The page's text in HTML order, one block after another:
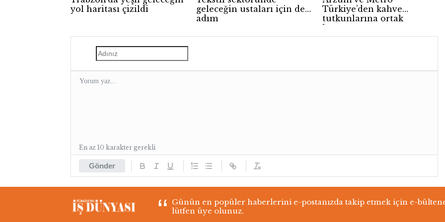
yol haritası çizildi
geleceğin ustaları için dev
adım
Türkiye’den kahve
tutkunlarına ortak
kampanya
Gönder
En az 10 karakter gerekli
Günün en popüler haberlerini e-postanızda takip etmek için e-
lütfen üye olunuz.